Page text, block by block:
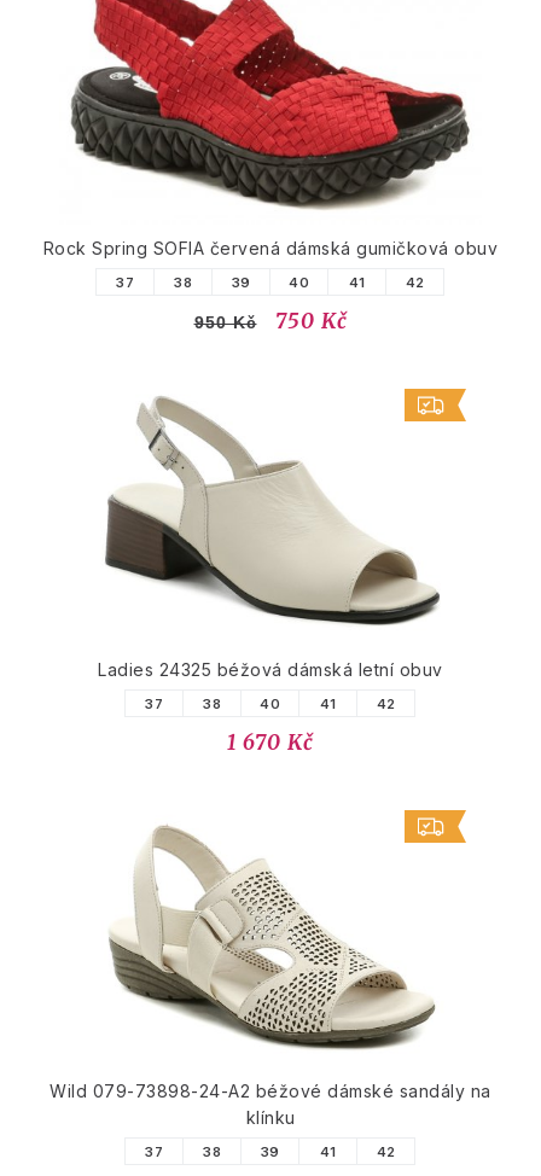
Rock Spring SOFIA červená dámská gumičková obuv
37 38 39 40 41 42
950 Kč 750 Kč
Ladies 24325 béžová dámská letní obuv
37 38 40 41 42
1 670 Kč
Wild 079-73898-24-A2 béžové dámské sandály na
klínku
37 38 39 41 42